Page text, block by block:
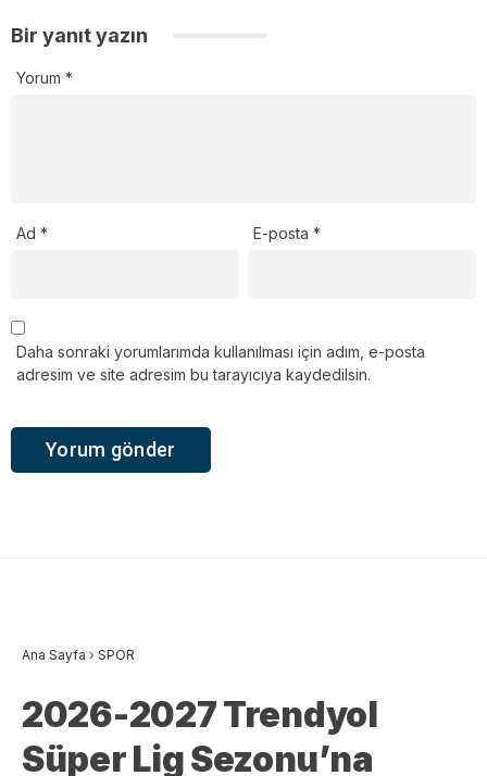
Bir yanıt yazın
Yorum *
Ad * E-posta*
Daha sonraki yorumlarımda kullanılması için adım, e-posta
adresim ve site adresim bu tarayıcıya kaydedilsin.
Ana Sayfa › SPOR
2026-2027 Trendyol
Süper Lig Sezonu’na